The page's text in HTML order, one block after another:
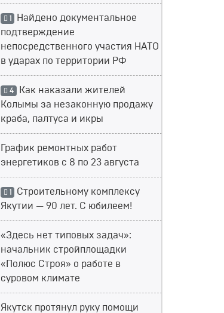
1 Найдено документальное
подтверждение
непосредственного участия НАТО
в ударах по территории РФ
4 Как наказали жителей
Колымы за незаконную продажу
краба, палтуса и икры
График ремонтных работ
энергетиков с 8 по 23 августа
1 Строительному комплексу
Якутии — 90 лет. С юбилеем!
«Здесь нет типовых задач»:
начальник стройплощадки
«Полюс Строя» о работе в
суровом климате
Якутск протянул руку помощи